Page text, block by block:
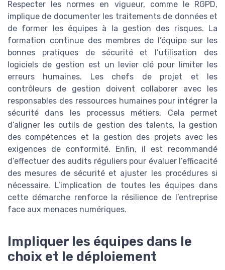
Respecter les normes en vigueur, comme le RGPD,
implique de documenter les traitements de données et
de former les équipes à la gestion des risques. La
formation continue des membres de l’équipe sur les
bonnes pratiques de sécurité et l’utilisation des
logiciels de gestion est un levier clé pour limiter les
erreurs humaines. Les chefs de projet et les
contrôleurs de gestion doivent collaborer avec les
responsables des ressources humaines pour intégrer la
sécurité dans les processus métiers. Cela permet
d’aligner les outils de gestion des talents, la gestion
des compétences et la gestion des projets avec les
exigences de conformité. Enfin, il est recommandé
d’effectuer des audits réguliers pour évaluer l’efficacité
des mesures de sécurité et ajuster les procédures si
nécessaire. L’implication de toutes les équipes dans
cette démarche renforce la résilience de l’entreprise
face aux menaces numériques.
Impliquer les équipes dans le
choix et le déploiement